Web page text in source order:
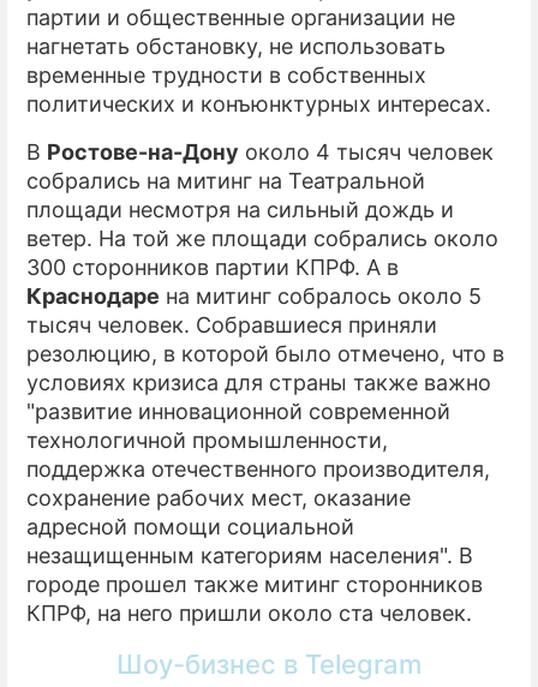
партии и общественные организации не
нагнетать обстановку, не использовать
временные трудности в собственных
политических и конъюнктурных интересах.
В Ростове-на-Дону около 4 тысяч человек
собрались на митинг на Театральной
площади несмотря на сильный дождь и
ветер. На той же площади собрались около
300 сторонников партии КПРФ. А в
Краснодаре на митинг собралось около 5
тысяч человек. Собравшиеся приняли
резолюцию, в которой было отмечено, что в
условиях кризиса для страны также важно
"развитие инновационной современной
технологичной промышленности,
поддержка отечественного производителя,
сохранение рабочих мест, оказание
адресной помощи социальной
незащищенным категориям населения". В
городе прошел также митинг сторонников
КПРФ, на него пришли около ста человек.
Шоу-бизнес в Telegram